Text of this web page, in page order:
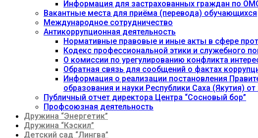
Информация для застрахованных граждан по
Вакантные места для приёма (перевода) обучающихся
Международное сотрудничество
Антикоррупционная деятельность
Нормативные правовые и иные акты в сфере
Кодекс профессиональной этики и служебного
О комиссии по урегулированию конфликта
Обратная связь для сообщений о фактах
Информация о реализации постановления
образования и науки Республики Саха (Якутия)
Публичный отчет директора Центра “Сосновый бор”
Профсоюзная деятельность
Дружина “Энергетик”
Дружина “Кэскил”
Детский сад “Лингва”